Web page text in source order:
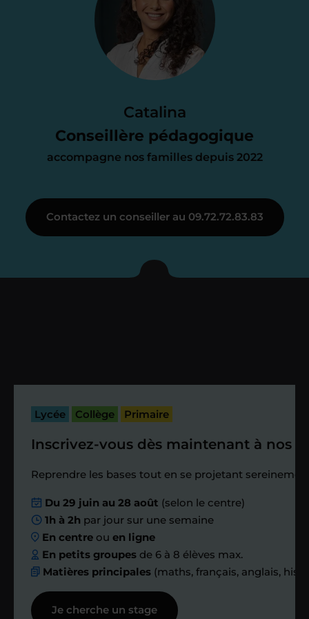
Catalina
Conseillère pédagogique
accompagne nos familles depuis 2022
proposition
d’accompagnement
parfait. À partir de maintenant nous
nous occupons de tout.
Je vous présente votre
enseignant sous 72
passé.
Étape 4
Nous planifions
ensemble des
échanges réguliers
Afin de suivre le travail et les progrès
réalisés, votre enseignant et moi-
Contactez un conseiller au 09.72.72.83.83
Lycée Collège Primaire
Inscrivez-vous dès maintenant à nos
Reprendre les bases tout en se projetant
Du 29 juin au 28 août (selon le centre)
1h à 2h par jour sur une semaine
En centre ouen ligne
En petits groupes de 6 à 8 élèves max.
Matières principales (maths, français, anglais,
Je cherche un stage